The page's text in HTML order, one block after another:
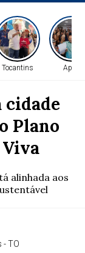
Tocantins Apoio
cidade
Plano
alinhada aos
- TO